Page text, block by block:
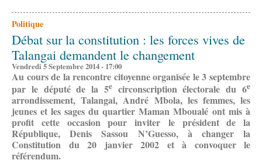
Politique
Débat sur la constitution : les forces vives de
Talangai demandent le changement
Vendredi 5 Septembre 2014 - 17:00
Au cours de la rencontre citoyenne organisée le 3 septembre
par le député de la 5ecirconscription électorale du 6e
arrondissement, Talangai, André Mbola, les femmes, les
jeunes et les sages du quartier Maman Mboualé ont mis à
profit cette occasion pour inviter le président de la
République, Denis Sassou N’Guesso, à changer la
Constitution du 20 janvier 2002 et à convoquer le
référendum.